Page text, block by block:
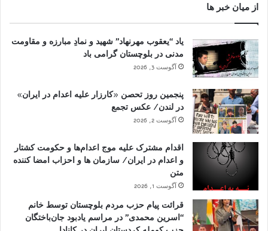
از میان خبر ها
یاد “یعقوب مهرنهاد” شهید و نمادِ مبارزه و مقاومت
مدنی در بلوچستان گرامی باد
آگوست 3, 2026
پنجمین روز تحصن «کارزار علیه اعدام در ایران»
در لندن/ عکس تجمع
آگوست 2, 2026
اقدام مشترک علیه موج اعدام‌ها و حکومت کشتار
و اعدام در ایران/ سازمان ها و احزاب امضا کننده
متن
آگوست 1, 2026
قرائت پیام حزب مردم بلوچستان توسط خانم
“اسرین محمدی” در مراسم یادبود جان‌باختگان